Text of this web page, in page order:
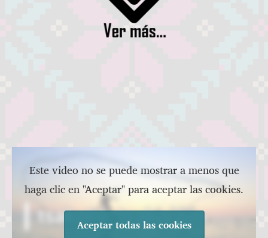
Este video no se puede mostrar a menos que
haga clic en "Aceptar" para aceptar las cookies.
Aceptar todas las cookies